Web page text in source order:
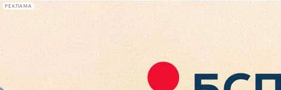
РЕКЛАМА